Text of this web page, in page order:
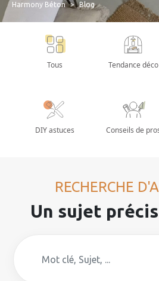
Harmony Béton Blog
Tous Tendance déco
DIY astuces Conseils de
RECHERCHE
Un sujet